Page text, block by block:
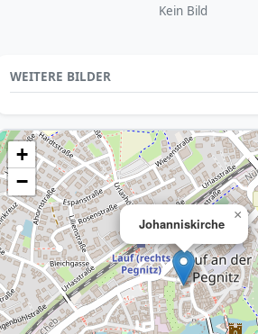
Kein Bild
WEITERE BILDER
Johanniskirche
×
+
−